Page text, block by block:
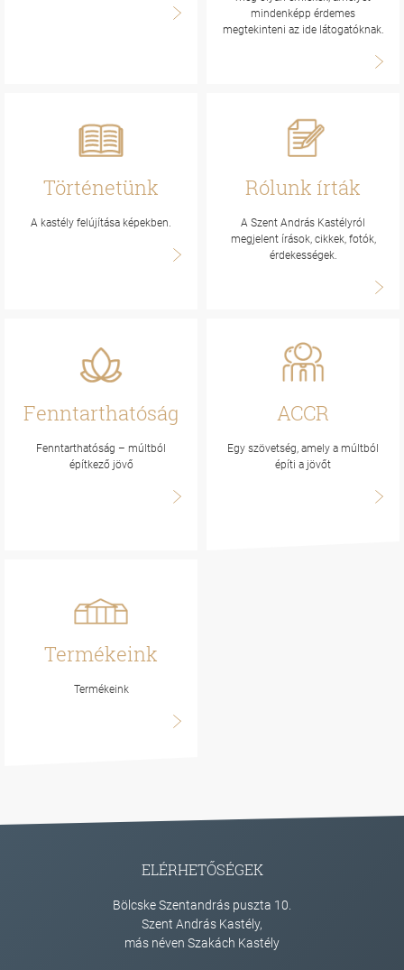
mindenképp érdemes
megtekinteni az ide látogatóknak.
Történetünk
A kastély felújítása képekben.
Rólunk írták
A Szent András Kastélyról
megjelent írások, cikkek, fotók,
érdekességek.
Fenntarthatóság
Fenntarthatóság – múltból
építkező jövő
ACCR
Egy szövetség, amely a múltból
építi a jövőt
Termékeink
Termékeink
ELÉRHETŐSÉGEK
Bölcske Szentandrás puszta 10.
Szent András Kastély,
más néven Szakách Kastély